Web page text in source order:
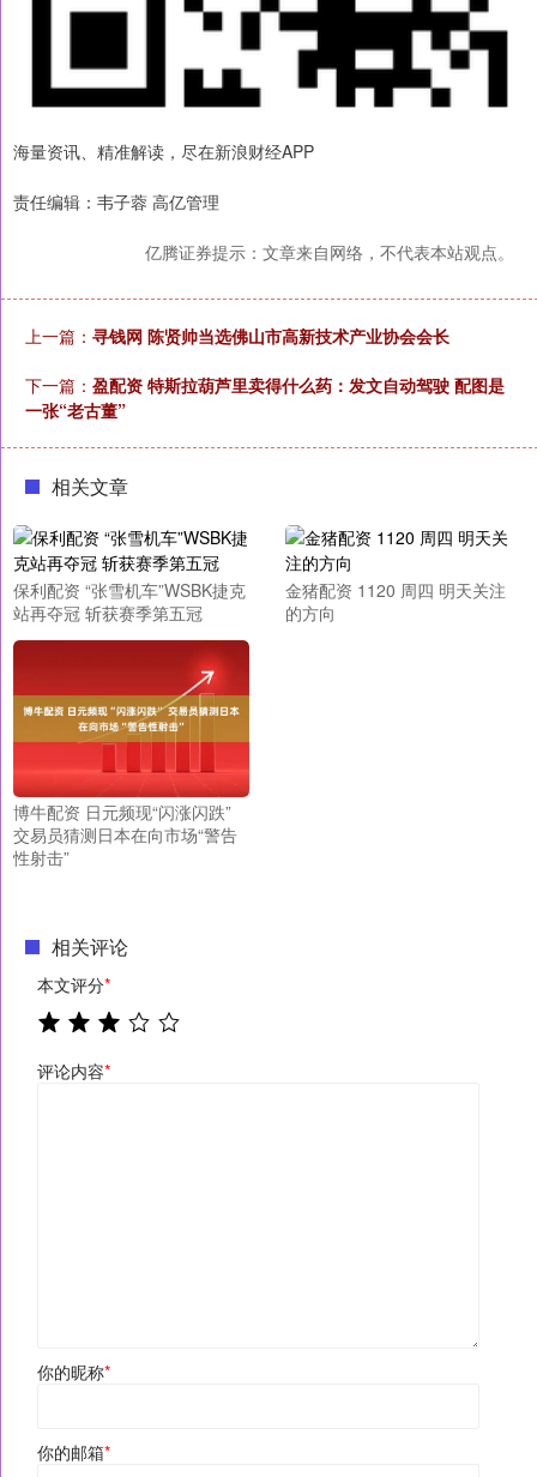
海量资讯、精准解读，尽在新浪财经APP
责任编辑：韦子蓉 高亿管理
亿腾证券提示：文章来自网络，不代表本站观点。
上一篇： 寻钱网 陈贤帅当选佛山市高新技术产业协会会长
下一篇： 盈配资 特斯拉葫芦里卖得什么药：发文自动驾驶 配图是
一张“老古董”
相关文章
保利配资 “张雪机车”WSBK捷克
站再夺冠 斩获赛季第五冠
金猪配资 1120 周四 明天关注
的方向
博牛配资 日元频现“闪涨闪跌”
交易员猜测日本在向市场“警告
性射击”
相关评论
本文评分*
评论内容*
你的昵称*
你的邮箱*